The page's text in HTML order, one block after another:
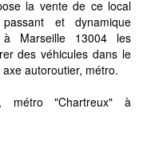
la vente de ce local
et dynamique
à Marseille 13004 les
des véhicules dans le
autoroutier, métro.
métro "Chartreux" à